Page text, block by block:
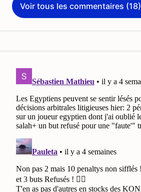
Voir tous les commentaires (18)